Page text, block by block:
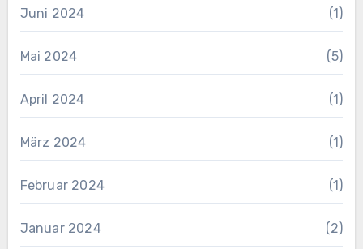
Juni 2024 (1)
Mai 2024 (5)
April 2024 (1)
März 2024 (1)
Februar 2024 (1)
Januar 2024 (2)